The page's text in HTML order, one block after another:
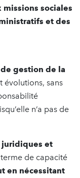
missions sociales
et des
gestion de la
évolutions, sans
n’a pas de
juridiques et
de capacité
en nécessitant